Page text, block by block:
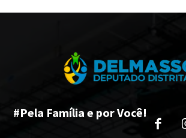
#Pela Família e por Você!